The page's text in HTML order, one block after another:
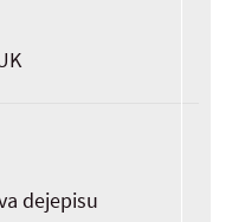
dejepisu